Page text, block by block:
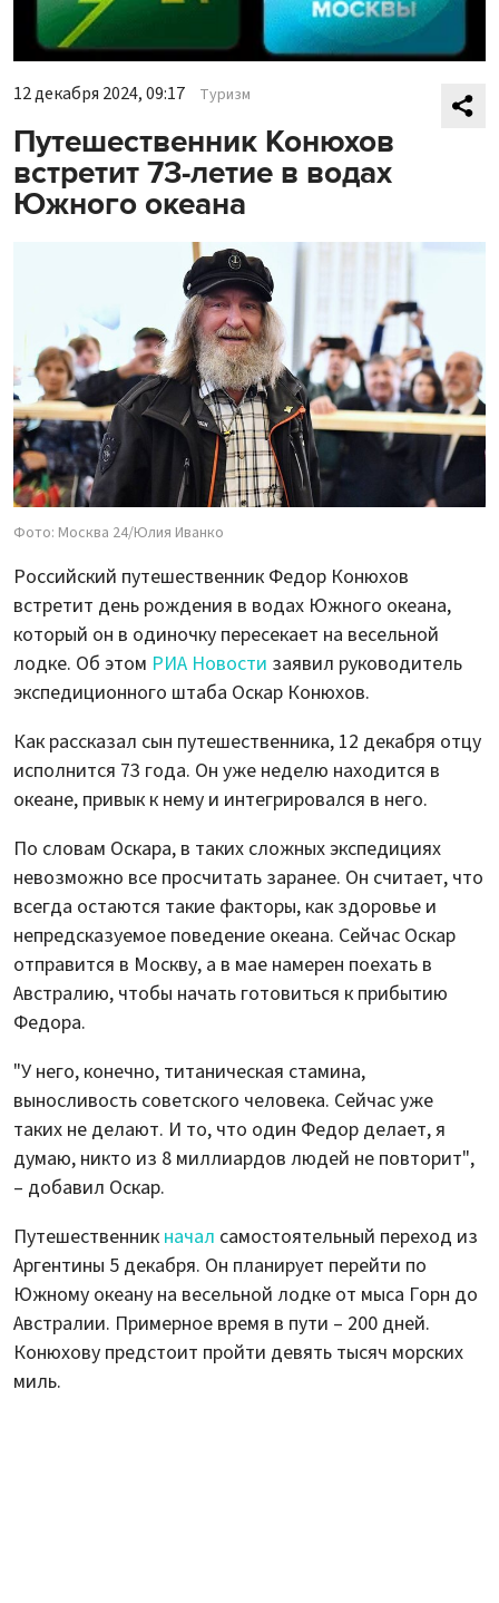
12 декабря 2024, 09:17 Туризм
Путешественник Конюхов
встретит 73-летие в водах
Южного океана
Фото: Москва 24/Юлия Иванко
Российский путешественник Федор Конюхов
встретит день рождения в водах Южного океана,
который он в одиночку пересекает на весельной
лодке. Об этом РИА Новости заявил руководитель
экспедиционного штаба Оскар Конюхов.
Как рассказал сын путешественника, 12 декабря отцу
исполнится 73 года. Он уже неделю находится в
океане, привык к нему и интегрировался в него.
По словам Оскара, в таких сложных экспедициях
невозможно все просчитать заранее. Он считает, что
всегда остаются такие факторы, как здоровье и
непредсказуемое поведение океана. Сейчас Оскар
отправится в Москву, а в мае намерен поехать в
Австралию, чтобы начать готовиться к прибытию
Федора.
"У него, конечно, титаническая стамина,
выносливость советского человека. Сейчас уже
таких не делают. И то, что один Федор делает, я
думаю, никто из 8 миллиардов людей не повторит",
– добавил Оскар.
Путешественник начал самостоятельный переход из
Аргентины 5 декабря. Он планирует перейти по
Южному океану на весельной лодке от мыса Горн до
Австралии. Примерное время в пути – 200 дней.
Конюхову предстоит пройти девять тысяч морских
миль.